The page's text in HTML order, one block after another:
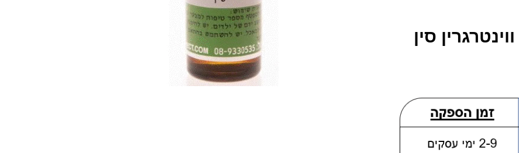
ווינטרגרין סין